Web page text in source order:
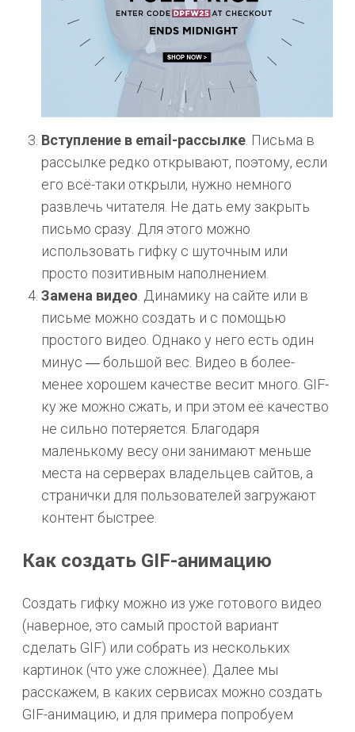
Вступление в email-рассылке . Письма в
рассылке редко открывают, поэтому, если
его всё-таки открыли, нужно немного
развлечь читателя. Не дать ему закрыть
письмо сразу. Для этого можно
использовать гифку с шуточным или
просто позитивным наполнением.
Замена видео . Динамику на сайте или в
письме можно создать и с помощью
простого видео. Однако у него есть один
минус ― большой вес. Видео в более-
менее хорошем качестве весит много. GIF-
ку же можно сжать, и при этом её качество
не сильно потеряется. Благодаря
маленькому весу они занимают меньше
места на серверах владельцев сайтов, а
странички для пользователей загружают
контент быстрее.
Как создать GIF-анимацию
Создать гифку можно из уже готового видео
(наверное, это самый простой вариант
сделать GIF) или собрать из нескольких
картинок (что уже сложнее). Далее мы
расскажем, в каких сервисах можно создать
GIF-анимацию, и для примера попробуем